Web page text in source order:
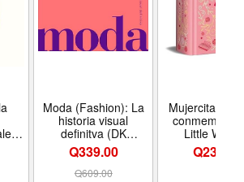
-
Moda (Fashion): La
historia visual
definitva (DK
Definitive Cultural
Histories) (Spanish
Edition) - Formato
Q339.00
Q609.00
Mujercitas
Little
Edition)
Q239.00